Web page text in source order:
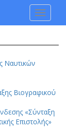
Toggle
Ναυτικών
Βιογραφικού
«Σύνταξη
Επιστολής»